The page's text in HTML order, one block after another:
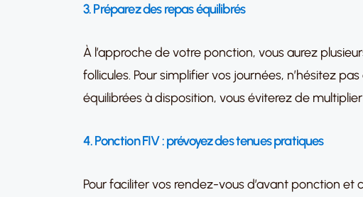
3. Préparez des repas équilibrés
À l’approche de votre ponction, vous aurez
follicules. Pour simplifier vos journées, n’hésitez
équilibrées à disposition, vous éviterez de
4. Ponction FIV : prévoyez des tenues pratiques
Pour faciliter vos rendez-vous d’avant ponction et